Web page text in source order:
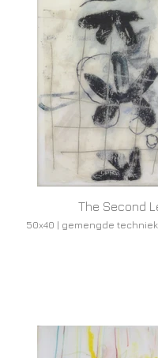
The Second
50x40 | gemengde